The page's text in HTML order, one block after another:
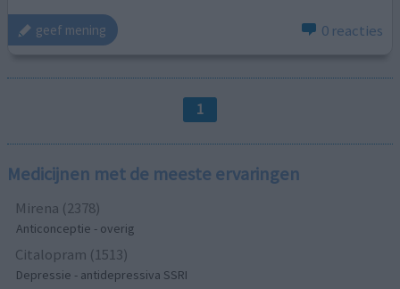
geef mening 0 reacties
1
Medicijnen met de meeste ervaringen
Mirena (2378)
Anticonceptie - overig
Citalopram (1513)
Depressie - antidepressiva SSRI